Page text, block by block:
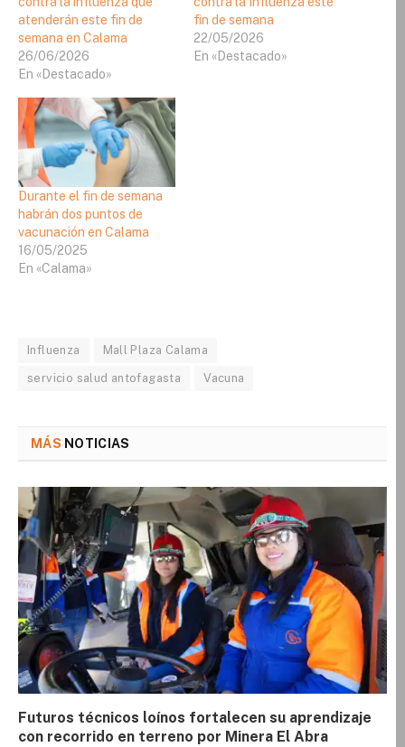
atenderán este fin de
semana en Calama
26/06/2026
En «Destacado»
fin de semana
22/05/2026
En «Destacado»
Durante el fin de semana
habrán dos puntos de
vacunación en Calama
16/05/2025
En «Calama»
Influenza Mall Plaza Calama
servicio salud antofagasta Vacuna
MÁS NOTICIAS
Futuros técnicos loínos fortalecen su aprendizaje
con recorrido en terreno por Minera El Abra